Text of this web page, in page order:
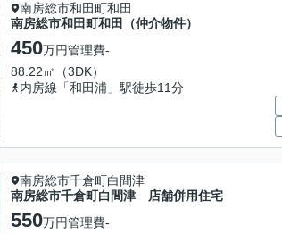
南房総市和田町和田
南房総市和田町和田（仲介物件）
450万円管理費-
88.22㎡（3DK）
内房線「和田浦」駅徒歩11分
南房総市千倉町白間津
南房総市千倉町白間津 店舗併用住宅
550万円管理費-